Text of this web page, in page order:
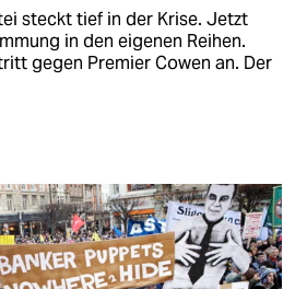
steckt tief in der Krise. Jetzt
in den eigenen Reihen.
gegen Premier Cowen an. Der